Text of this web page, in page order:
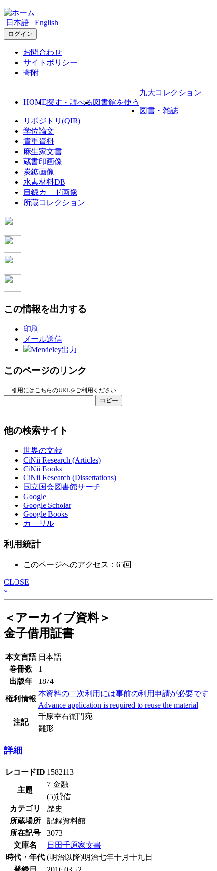
日本語 English
ログイン
お問合わせ
サイトポリシー
寄附
HOME探す・調べる 図書館を使う
九大コレクション
図書・雑誌
リポジトリ(QIR)
学位論文
貴重資料
麻生家文書
蔵書印画像
炭鉱画像
水素材料DB
目録カード画像
所蔵コレクション
この情報を出力する
印刷
メール送信
Mendeley出力
このページのリンク
引用にはこちらのURLをご利用ください
コピー
他の検索サイト
世界の文献
CiNii Research (Articles)
CiNii Books
CiNii Research (Dissertations)
国立国会図書館サーチ
Google
Google Scholar
Google Books
カーリル
利用統計
このページへのアクセス：65回
CLOSE
»
＜アーカイブ資料＞
金子借用証書
本文言語 日本語
巻冊数
1
出版年
1874
権利情報
本資料の二次利用には事前の利用申請が必要です
Advance application is required to reuse the material
注記
千原幸右衛門宛
雛形
詳細
レコードID 1582113
主題
7 金融
(5)貸借
カテゴリ
歴史
所蔵場所
記録資料館
所在記号
3073
文庫名
日田千原家文書
時代・年代 (明治以降)明治七年十月十九日
登録日
2016.03.22